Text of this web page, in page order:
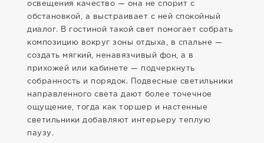
освещения качество — она не спорит с
обстановкой, а выстраивает с ней спокойный
диалог. В гостиной такой свет помогает собрать
композицию вокруг зоны отдыха, в спальне —
создать мягкий, ненавязчивый фон, а в
прихожей или кабинете — подчеркнуть
собранность и порядок. Подвесные светильники
направленного света дают более точечное
ощущение, тогда как торшер и настенные
светильники добавляют интерьеру теплую
паузу.